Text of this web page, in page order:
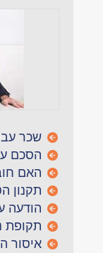
שכר
הסכם
האם
תקנון
הודעה
תקופת
איסור